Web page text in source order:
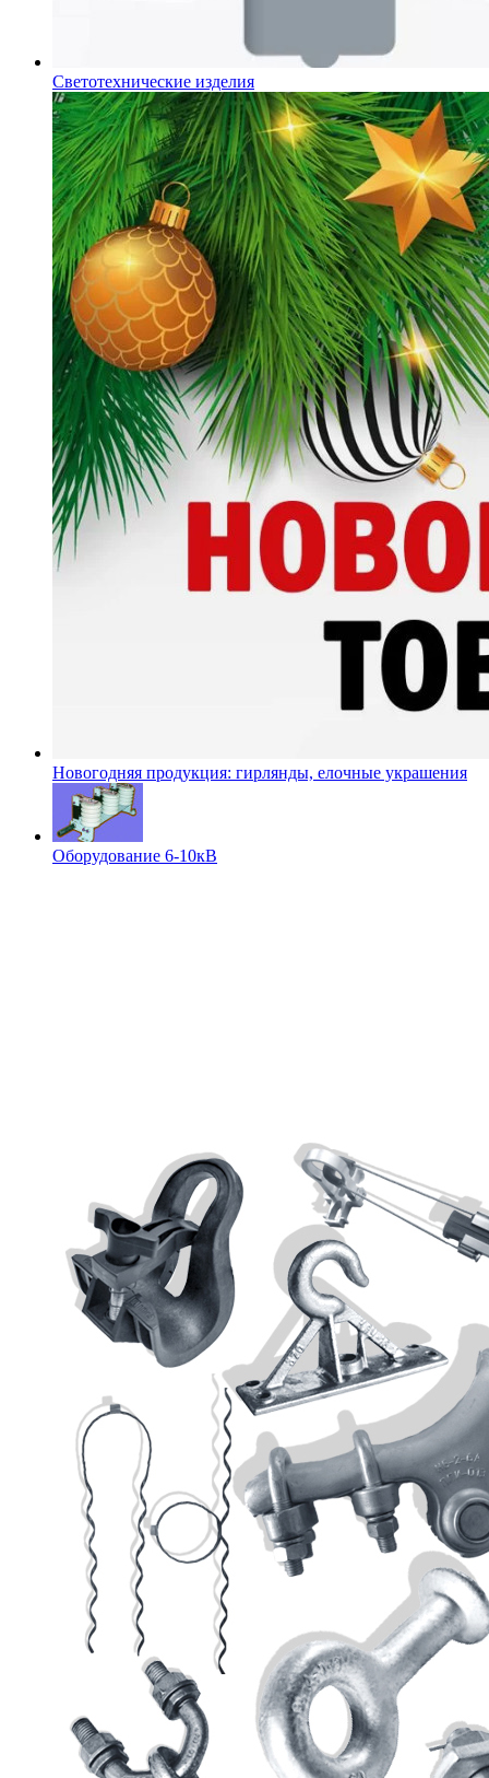
Светотехнические изделия
Новогодняя продукция: гирлянды, елочные украшения
Оборудование 6-10кВ